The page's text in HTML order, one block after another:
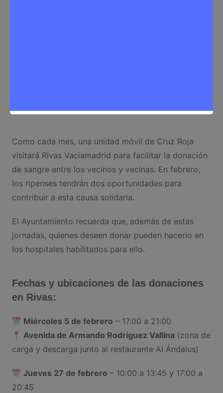
Como cada mes, una unidad móvil de Cruz Roja
visitará Rivas Vaciamadrid para facilitar la donación
de sangre entre los vecinos y vecinas. En febrero,
los ripenses tendrán dos oportunidades para
contribuir a esta causa solidaria.
El Ayuntamiento recuerda que, además de estas
jornadas, quienes deseen donar pueden hacerlo en
los hospitales habilitados para ello.
Fechas y ubicaciones de las donaciones
en Rivas:
Miércoles 5 de febrero – 17:00 a 21:00
Avenida de Armando Rodríguez Vallina (zona de
carga y descarga junto al restaurante Al Ándalus)
Jueves 27 de febrero – 10:00 a 13:45 y 17:00 a
20:45